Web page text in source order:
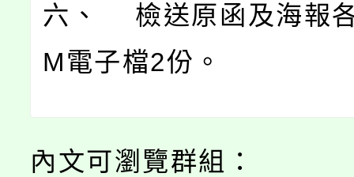
六、 檢送原函及海報
M電子檔2份。
內文可瀏覽群組：